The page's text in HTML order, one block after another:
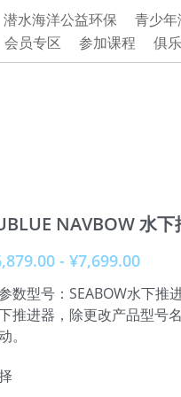
潜水海洋公益环保 青少
会员专区 参加课程 俱
NAVBOW 水
- ¥7,699.00
数型号：SEABOW水下推
推进器，除更改产品型号
。